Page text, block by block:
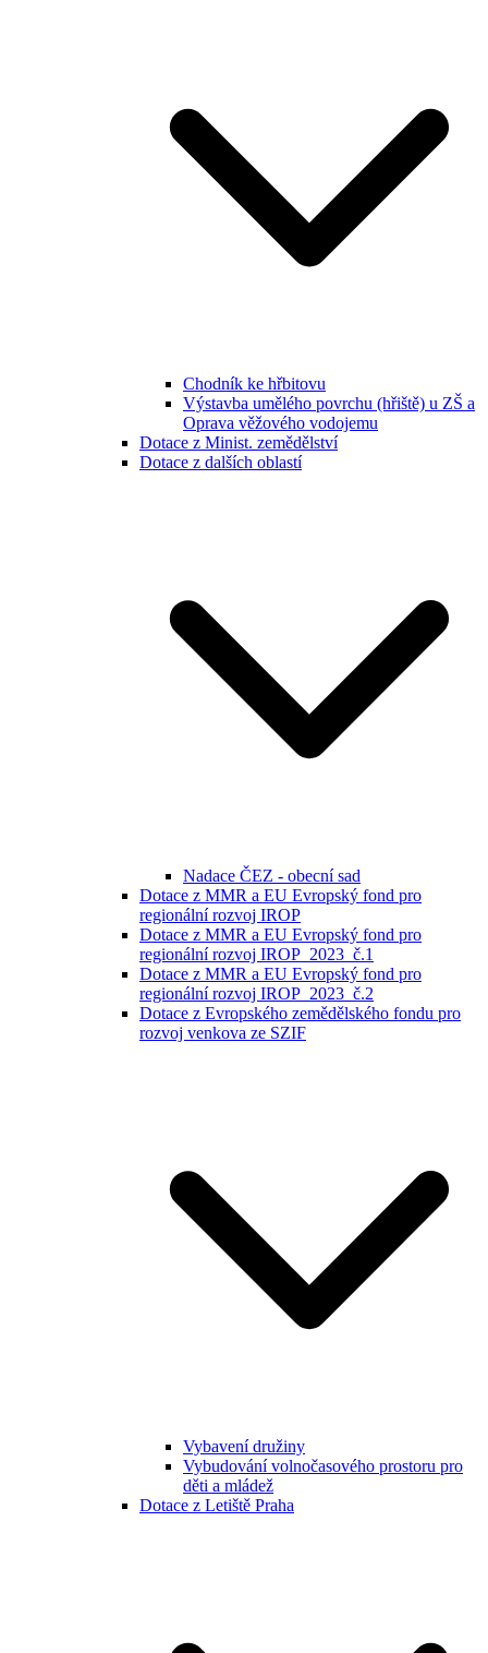
Chodník ke hřbitovu
Výstavba umělého povrchu (hřiště) u ZŠ a
Oprava věžového vodojemu
Dotace z Minist. zemědělství
Dotace z dalších oblastí
Nadace ČEZ - obecní sad
Dotace z MMR a EU Evropský fond pro
regionální rozvoj IROP
Dotace z MMR a EU Evropský fond pro
regionální rozvoj IROP_2023_č.1
Dotace z MMR a EU Evropský fond pro
regionální rozvoj IROP_2023_č.2
Dotace z Evropského zemědělského fondu pro
rozvoj venkova ze SZIF
Vybavení družiny
Vybudování volnočasového prostoru pro
děti a mládež
Dotace z Letiště Praha